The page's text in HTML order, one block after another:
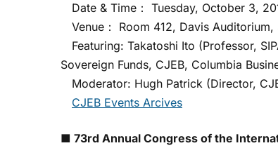
Date & Time： Tuesday, October 3,
Venue： Room 412, Davis
Featuring: Takatoshi Ito (Professor,
Sovereign Funds, CJEB, Columbia
Moderator: Hugh Patrick (Director,
CJEB Events Arcives
■ 73rd Annual Congress of the